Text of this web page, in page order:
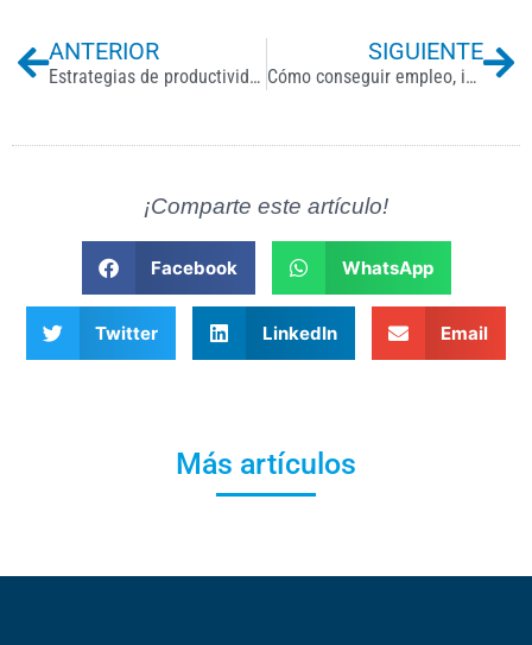
Previo
ANTERIOR
Estrategias de productividad laboral para aumentar empleos
SIGUIENTE
Cómo conseguir empleo, incluso si no tienes experiencia
¡Comparte este artículo!
Facebook WhatsApp
Twitter LinkedIn Email
Más artículos